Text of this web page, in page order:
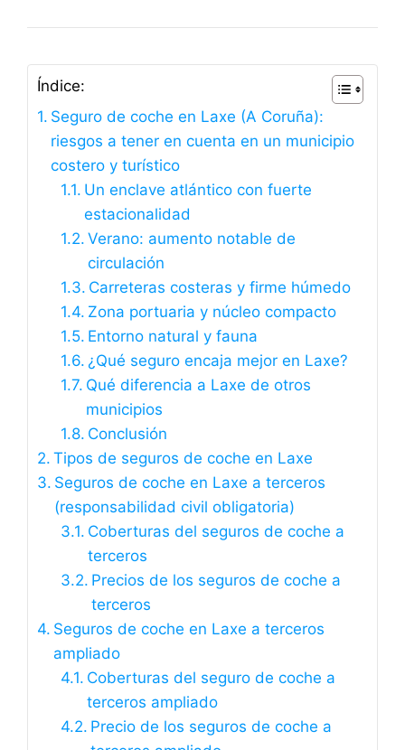
Índice:
Seguro de coche en Laxe (A Coruña):
riesgos a tener en cuenta en un municipio
costero y turístico
Un enclave atlántico con fuerte
estacionalidad
Verano: aumento notable de
circulación
Carreteras costeras y firme húmedo
Zona portuaria y núcleo compacto
Entorno natural y fauna
¿Qué seguro encaja mejor en Laxe?
Qué diferencia a Laxe de otros
municipios
Conclusión
Tipos de seguros de coche en Laxe
Seguros de coche en Laxe a terceros
(responsabilidad civil obligatoria)
Coberturas del seguros de coche a
terceros
Precios de los seguros de coche a
terceros
Seguros de coche en Laxe a terceros
ampliado
Coberturas del seguro de coche a
terceros ampliado
Precio de los seguros de coche a